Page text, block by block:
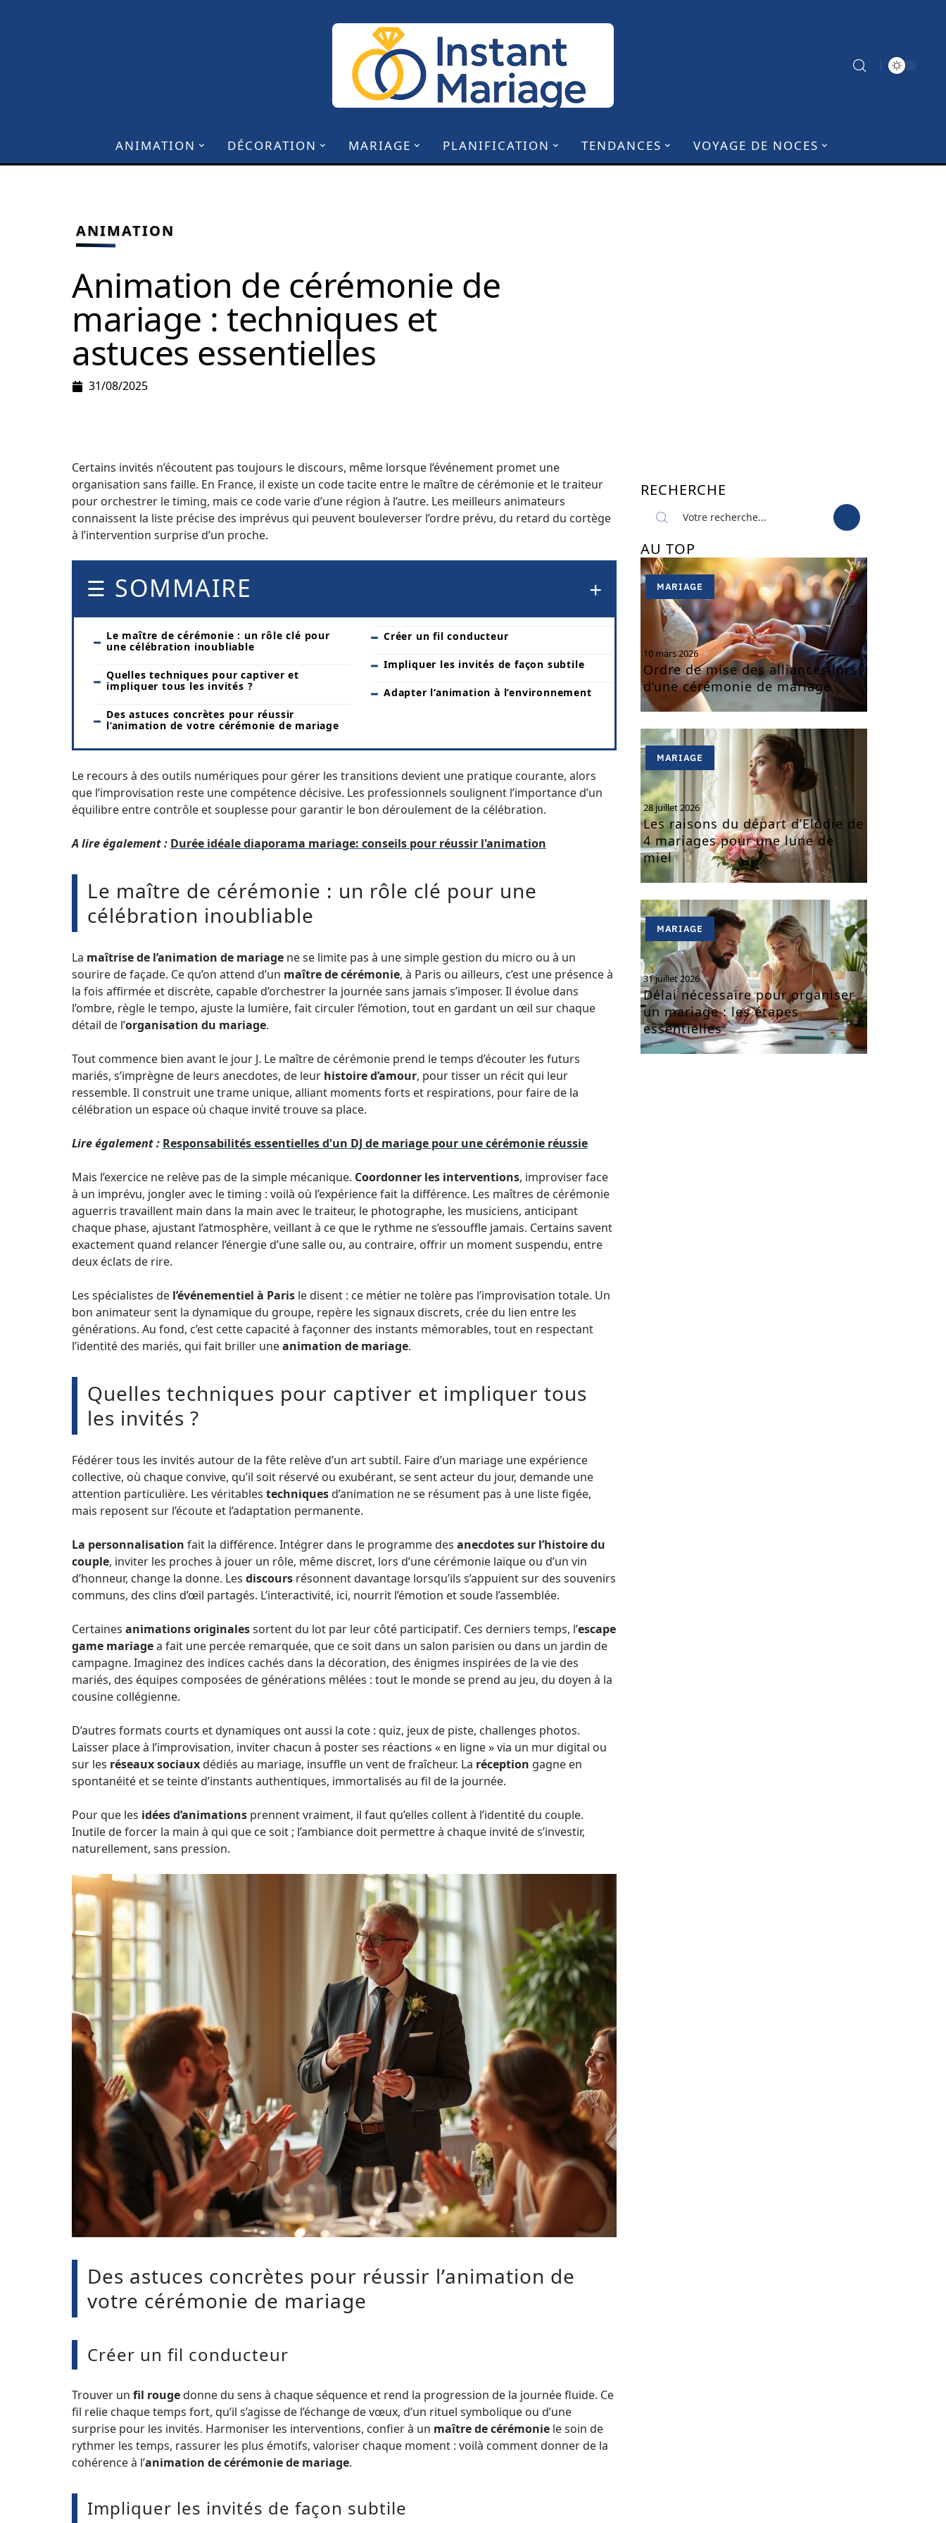
ANIMATION DÉCORATION MARIAGE PLANIFICATION TENDANCES VOYAGE DE NOCES
ANIMATION
Animation de cérémonie de
mariage : techniques et
astuces essentielles
31/08/2025
Certains invités n’écoutent pas toujours le discours, même lorsque l’événement promet une
organisation sans faille. En France, il existe un code tacite entre le maître de cérémonie et le traiteur
pour orchestrer le timing, mais ce code varie d’une région à l’autre. Les meilleurs animateurs
connaissent la liste précise des imprévus qui peuvent bouleverser l’ordre prévu, du retard du cortège
à l’intervention surprise d’un proche.
SOMMAIRE
Le maître de cérémonie : un rôle clé pour
une célébration inoubliable
Quelles techniques pour captiver et
impliquer tous les invités ?
Des astuces concrètes pour réussir
l’animation de votre cérémonie de mariage
Créer un fil conducteur
Impliquer les invités de façon subtile
Adapter l’animation à l’environnement
Le recours à des outils numériques pour gérer les transitions devient une pratique courante, alors
que l’improvisation reste une compétence décisive. Les professionnels soulignent l’importance d’un
équilibre entre contrôle et souplesse pour garantir le bon déroulement de la célébration.
A lire également : Durée idéale diaporama mariage: conseils pour réussir l'animation
Le maître de cérémonie : un rôle clé pour une
célébration inoubliable
La maîtrise de l’animation de mariage ne se limite pas à une simple gestion du micro ou à un
sourire de façade. Ce qu’on attend d’un maître de cérémonie, à Paris ou ailleurs, c’est une présence à
la fois affirmée et discrète, capable d’orchestrer la journée sans jamais s’imposer. Il évolue dans
l’ombre, règle le tempo, ajuste la lumière, fait circuler l’émotion, tout en gardant un œil sur chaque
détail de l’organisation du mariage.
Tout commence bien avant le jour J. Le maître de cérémonie prend le temps d’écouter les futurs
mariés, s’imprègne de leurs anecdotes, de leur histoire d’amour, pour tisser un récit qui leur
ressemble. Il construit une trame unique, alliant moments forts et respirations, pour faire de la
célébration un espace où chaque invité trouve sa place.
Lire également : Responsabilités essentielles d'un DJ de mariage pour une cérémonie réussie
Mais l’exercice ne relève pas de la simple mécanique. Coordonner les interventions, improviser face
à un imprévu, jongler avec le timing : voilà où l’expérience fait la différence. Les maîtres de cérémonie
aguerris travaillent main dans la main avec le traiteur, le photographe, les musiciens, anticipant
chaque phase, ajustant l’atmosphère, veillant à ce que le rythme ne s’essouffle jamais. Certains savent
exactement quand relancer l’énergie d’une salle ou, au contraire, offrir un moment suspendu, entre
deux éclats de rire.
Les spécialistes de l’événementiel à Paris le disent : ce métier ne tolère pas l’improvisation totale. Un
bon animateur sent la dynamique du groupe, repère les signaux discrets, crée du lien entre les
générations. Au fond, c’est cette capacité à façonner des instants mémorables, tout en respectant
l’identité des mariés, qui fait briller uneanimation de mariage.
Quelles techniques pour captiver et impliquer tous
les invités ?
Fédérer tous les invités autour de la fête relève d’un art subtil. Faire d’un mariage une expérience
collective, où chaque convive, qu’il soit réservé ou exubérant, se sent acteur du jour, demande une
attention particulière. Les véritables techniquesd’animation ne se résument pas à une liste figée,
mais reposent sur l’écoute et l’adaptation permanente.
La personnalisation fait la différence. Intégrer dans le programme des anecdotes sur l’histoire du
couple, inviter les proches à jouer un rôle, même discret, lors d’une cérémonie laïque ou d’un vin
d’honneur, change la donne. Les discours résonnent davantage lorsqu’ils s’appuient sur des souvenirs
communs, des clins d’œil partagés. L’interactivité, ici, nourrit l’émotion et soude l’assemblée.
Certaines animations originalessortent du lot par leur côté participatif. Ces derniers temps, l’escape
game mariagea fait une percée remarquée, que ce soit dans un salon parisien ou dans un jardin de
campagne. Imaginez des indices cachés dans la décoration, des énigmes inspirées de la vie des
mariés, des équipes composées de générations mêlées : tout le monde se prend au jeu, du doyen à la
cousine collégienne.
D’autres formats courts et dynamiques ont aussi la cote : quiz, jeux de piste, challenges photos.
Laisser place à l’improvisation, inviter chacun à poster ses réactions « en ligne » via un mur digital ou
sur les réseaux sociauxdédiés au mariage, insuffle un vent de fraîcheur. La réception gagne en
spontanéité et se teinte d’instants authentiques, immortalisés au fil de la journée.
Pour que les idées d’animations prennent vraiment, il faut qu’elles collent à l’identité du couple.
Inutile de forcer la main à qui que ce soit ; l’ambiance doit permettre à chaque invité de s’investir,
naturellement, sans pression.
Des astuces concrètes pour réussir l’animation de
votre cérémonie de mariage
Créer un fil conducteur
Trouver un fil rougedonne du sens à chaque séquence et rend la progression de la journée fluide. Ce
fil relie chaque temps fort, qu’il s’agisse de l’échange de vœux, d’un rituel symbolique ou d’une
surprise pour les invités. Harmoniser les interventions, confier à un maître de cérémonie le soin de
rythmer les temps, rassurer les plus émotifs, valoriser chaque moment : voilà comment donner de la
cohérence à l’animation de cérémonie de mariage.
Impliquer les invités de façon subtile
RECHERCHE
AU TOP
MARIAGE
10 mars 2026
Ordre de mise des alliances lors
d’une cérémonie de mariage
MARIAGE
28 juillet 2026
Les raisons du départ d’Elodie de
4 mariages pour une lune de
miel
MARIAGE
31 juillet 2026
Délai nécessaire pour organiser
un mariage : les étapes
essentielles